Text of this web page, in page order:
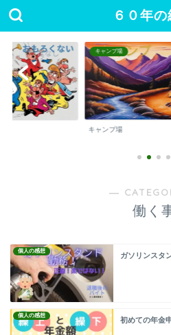
６０年
キャンプ場
キャンプ場
―
働く
個人の感想
ガソリンスタ
個人の感想
初めての年金